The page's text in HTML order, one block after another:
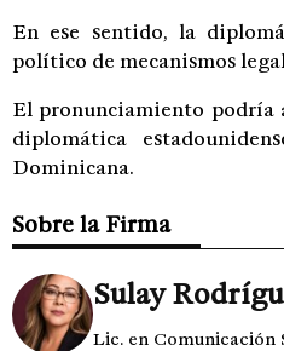
En ese sentido, la
político de mecanismos
El pronunciamiento podría
diplomática
Dominicana.
Sobre la Firma
Sulay
Lic. en Comunicación